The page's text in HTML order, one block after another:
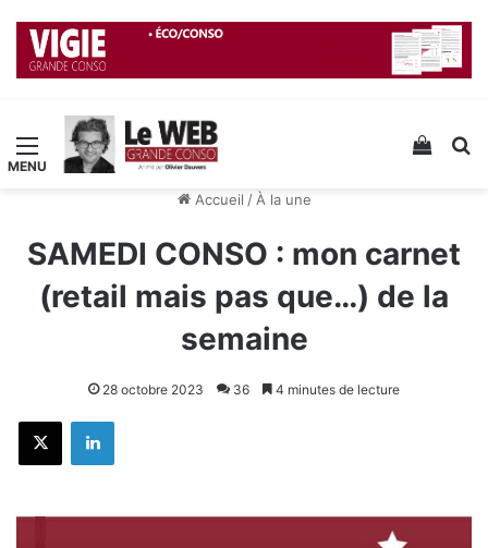
Menu Voir
Accueil / À la une
SAMEDI CONSO : mon carnet
(retail mais pas que…) de la
semaine
28 octobre 2023 36 4 minutes de lecture
X Linkedin